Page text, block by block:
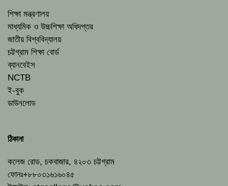
শিক্ষা মন্ত্রণালয়
মাধ্যমিক ও উচ্চশিক্ষা অধিদপ্তর
জাতীয় বিশ্ববিদ্যালয়
চট্টগ্রাম শিক্ষা বোর্ড
ব্যানবেইস
NCTB
ই-বুক
ডাউনলোড
ঠিকানা
কলেজ রোড, চকবাজার, ৪২০৩ চট্টগ্রাম
ফোনঃ+৮৮০৩১৬১৬০৪৫